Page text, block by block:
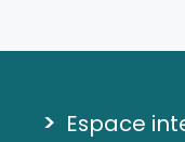
> Espace